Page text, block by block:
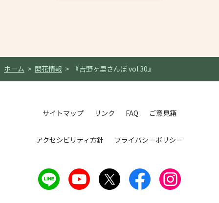
ホーム 開花情報 『吉野ヶ里さんぽ vol.30』
サイトマップ リンク FAQ ご意見箱
アクセシビリティ方針 プライバシーポリシー